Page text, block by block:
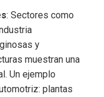
: Sectores como
y
muestran una
Un ejemplo
plantas